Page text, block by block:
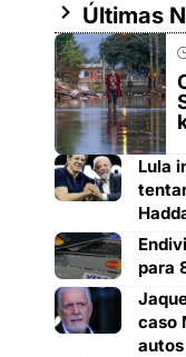
Últimas
Lula
para
caso
autos